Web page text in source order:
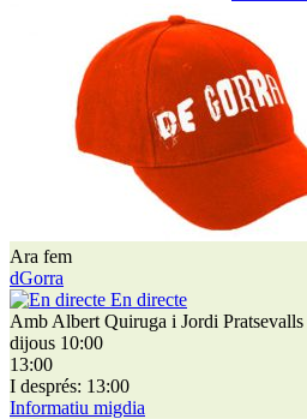
Ara fem
dGorra
En directe
Amb Albert Quiruga i Jordi Pratsevalls
dijous 10:00
13:00
I després: 13:00
Informatiu migdia